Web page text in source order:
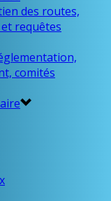
des routes,
requêtes
comités